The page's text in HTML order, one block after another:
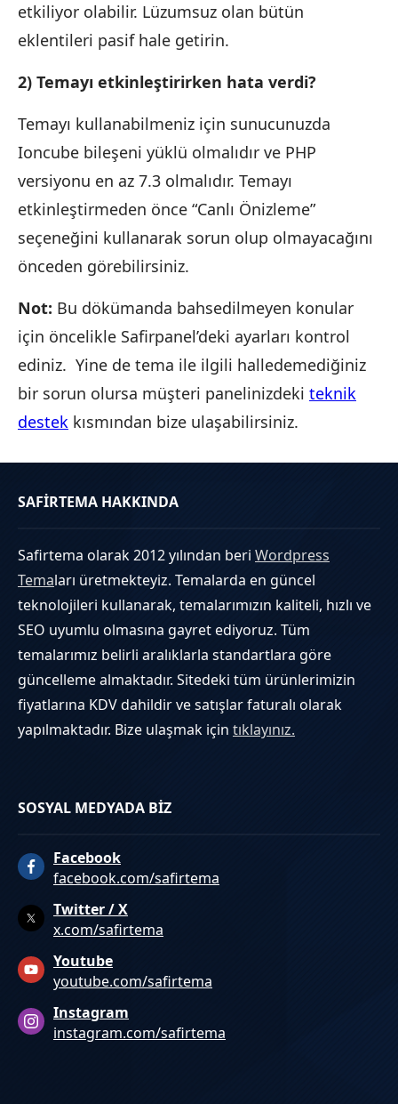
etkiliyor olabilir. Lüzumsuz olan bütün
eklentileri pasif hale getirin.
2) Temayı etkinleştirirken hata verdi?
Temayı kullanabilmeniz için sunucunuzda
Ioncube bileşeni yüklü olmalıdır ve PHP
versiyonu en az 7.3 olmalıdır. Temayı
etkinleştirmeden önce “Canlı Önizleme”
seçeneğini kullanarak sorun olup olmayacağını
önceden görebilirsiniz.
Not: Bu dökümanda bahsedilmeyen konular
için öncelikle Safirpanel’deki ayarları kontrol
ediniz. Yine de tema ile ilgili halledemediğiniz
bir sorun olursa müşteri panelinizdeki teknik
destek kısmından bize ulaşabilirsiniz.
SAFİRTEMA HAKKINDA
Safirtema olarak 2012 yılından beri Wordpress
Temaları üretmekteyiz. Temalarda en güncel
teknolojileri kullanarak, temalarımızın kaliteli, hızlı ve
SEO uyumlu olmasına gayret ediyoruz. Tüm
temalarımız belirli aralıklarla standartlara göre
güncelleme almaktadır. Sitedeki tüm ürünlerimizin
fiyatlarına KDV dahildir ve satışlar faturalı olarak
yapılmaktadır. Bize ulaşmak için tıklayınız.
SOSYAL MEDYADA BİZ
Facebook
facebook.com/safirtema
Twitter / X
x.com/safirtema
Youtube
youtube.com/safirtema
Instagram
instagram.com/safirtema